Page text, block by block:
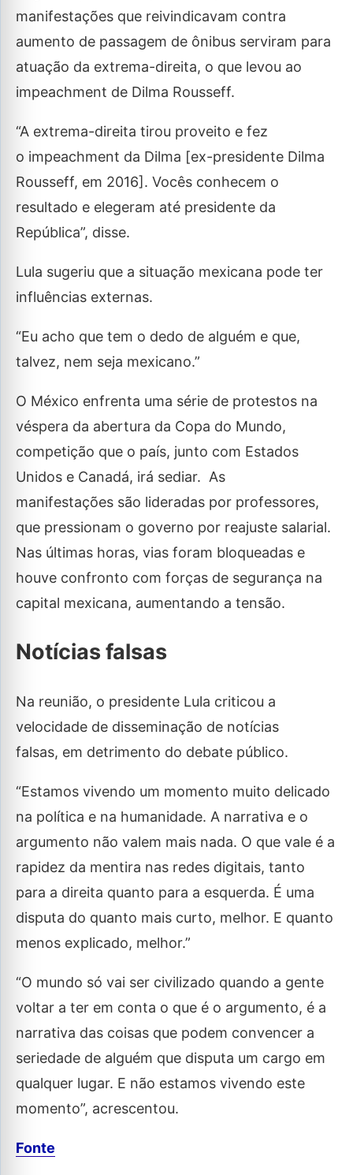
manifestações que reivindicavam contra
aumento de passagem de ônibus serviram para
atuação da extrema-direita, o que levou ao
impeachment de Dilma Rousseff.
“A extrema-direita tirou proveito e fez
o impeachment da Dilma [ex-presidente Dilma
Rousseff, em 2016]. Vocês conhecem o
resultado e elegeram até presidente da
República”, disse.
Lula sugeriu que a situação mexicana pode ter
influências externas.
“Eu acho que tem o dedo de alguém e que,
talvez, nem seja mexicano.”
O México enfrenta uma série de protestos na
véspera da abertura da Copa do Mundo,
competição que o país, junto com Estados
Unidos e Canadá, irá sediar. As
manifestações são lideradas por professores,
que pressionam o governo por reajuste salarial.
Nas últimas horas, vias foram bloqueadas e
houve confronto com forças de segurança na
capital mexicana, aumentando a tensão.
Notícias falsas
Na reunião, o presidente Lula criticou a
velocidade de disseminação de notícias
falsas, em detrimento do debate público.
“Estamos vivendo um momento muito delicado
na política e na humanidade. A narrativa e o
argumento não valem mais nada. O que vale é a
rapidez da mentira nas redes digitais, tanto
para a direita quanto para a esquerda. É uma
disputa do quanto mais curto, melhor. E quanto
menos explicado, melhor.”
“O mundo só vai ser civilizado quando a gente
voltar a ter em conta o que é o argumento, é a
narrativa das coisas que podem convencer a
seriedade de alguém que disputa um cargo em
qualquer lugar. E não estamos vivendo este
momento”, acrescentou.
Fonte